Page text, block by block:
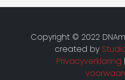
Copyright © 2022
created by
Privacyverklaring |